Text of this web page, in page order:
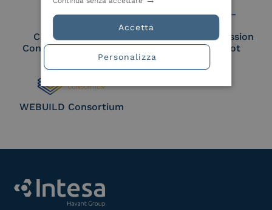
Cloud Signature
Consortium Member
European Commission
Large Scale Pilot
WEBUILD Consortium
Accetta
Personalizza